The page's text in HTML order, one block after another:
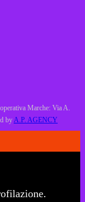
Marche: Via A.
by A.P. AGENCY